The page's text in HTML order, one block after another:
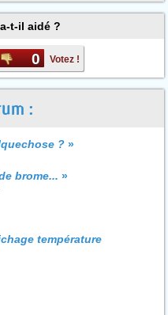
t-il aidé ?
0 Votez !
:
? »
brome... »
température